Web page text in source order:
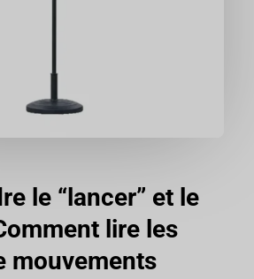
le “lancer” et le
lire les
mouvements